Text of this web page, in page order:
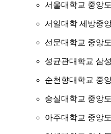
서울대학교 중앙
서일대학 세방중
선문대학교 중앙
성균관대학교 삼
순천향대학교 중
숭실대학교 중앙
아주대학교 중앙